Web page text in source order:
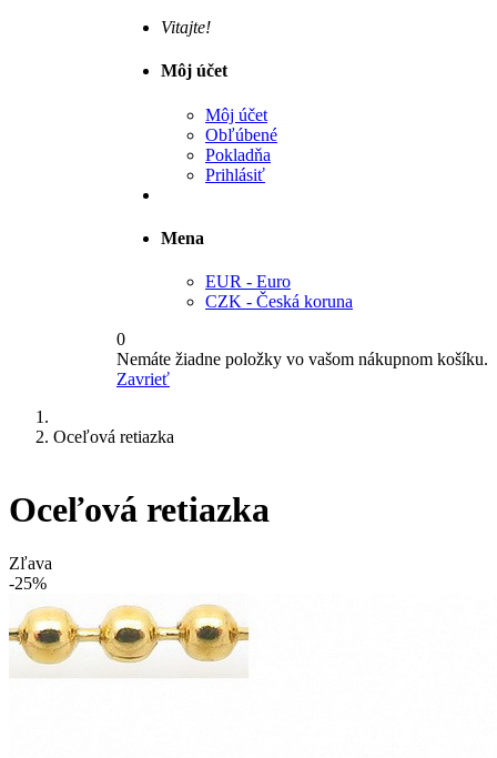
Vitajte!
Môj účet
Môj účet
Obľúbené
Pokladňa
Prihlásiť
Mena
EUR - Euro
CZK - Česká koruna
0
Nemáte žiadne položky vo vašom nákupnom košíku.
Zavrieť
Oceľová retiazka
Oceľová retiazka
Zľava
-25%